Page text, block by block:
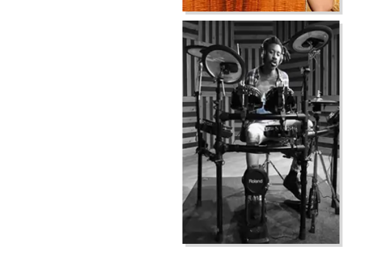
ĐÀN PIANO ĐIỆN
YAMAHA P-143B
14.816.000đ
Mã: YDP-143B